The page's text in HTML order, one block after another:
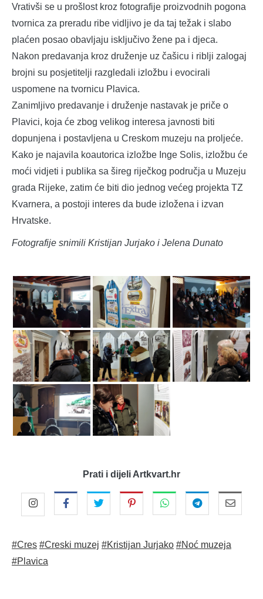
Vrativši se u prošlost kroz fotografije proizvodnih pogona
tvornica za preradu ribe vidljivo je da taj težak i slabo
plaćen posao obavljaju isključivo žene pa i djeca.
Nakon predavanja kroz druženje uz čašicu i riblji zalogaj
brojni su posjetitelji razgledali izložbu i evocirali
uspomene na tvornicu Plavica.
Zanimljivo predavanje i druženje nastavak je priče o
Plavici, koja će zbog velikog interesa javnosti biti
dopunjena i postavljena u Creskom muzeju na proljeće.
Kako je najavila koautorica izložbe Inge Solis, izložbu će
moći vidjeti i publika sa šireg riječkog područja u Muzeju
grada Rijeke, zatim će biti dio jednog većeg projekta TZ
Kvarnera, a postoji interes da bude izložena i izvan
Hrvatske.
Fotografije snimili Kristijan Jurjako i Jelena Dunato
Prati i dijeli Artkvart.hr
#Cres #Creski muzej #Kristijan Jurjako #Noć muzeja
#Plavica